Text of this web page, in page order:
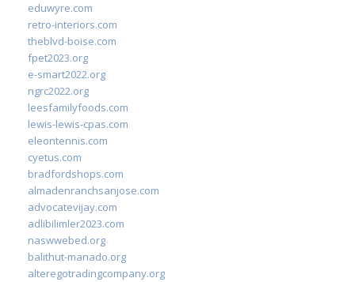
eduwyre.com
retro-interiors.com
theblvd-boise.com
fpet2023.org
e-smart2022.org
ngrc2022.org
leesfamilyfoods.com
lewis-lewis-cpas.com
eleontennis.com
cyetus.com
bradfordshops.com
almadenranchsanjose.com
advocatevijay.com
adlibilimler2023.com
naswwebed.org
balithut-manado.org
alteregotradingcompany.org